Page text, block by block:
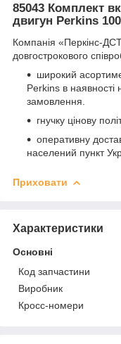
85043 Комплект
двигун Perkins
Компанія «Перкінс-
довгострокового
широкий
Perkins в наявності
замовлення.
гнучку цінову
оперативну
населений пункт
Приховати
Характеристики
Основні
Код запчастини
Виробник
Кросс-номери